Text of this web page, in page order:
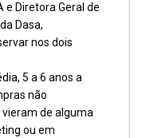
e Diretora Geral de
Dasa,
nos dois
5 a 6 anos a
não
de alguma
ou em